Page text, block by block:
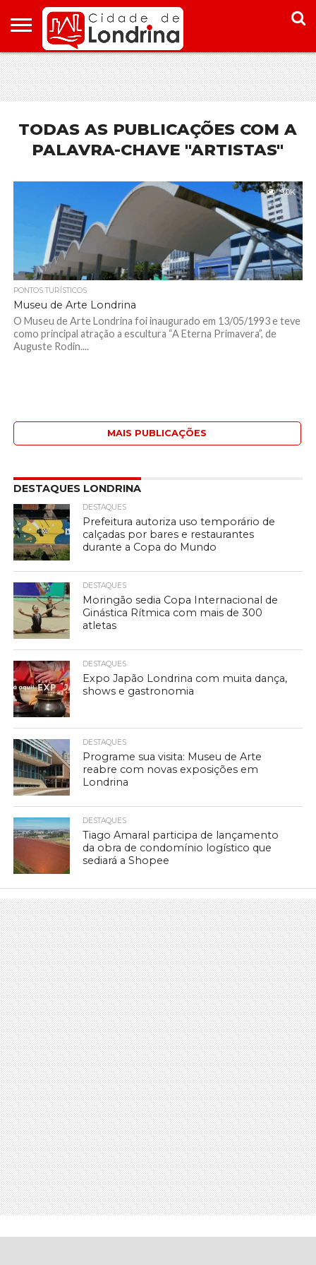
HOME
CONHEÇA
LONDRINA
PONTOS
TURÍSTICOS
ONDE
FICAR EM
LONDRINA
ONDE
COMER
EM
LONDRINA
TODAS AS PUBLICAÇÕES COM A
PALAVRA-CHAVE "ARTISTAS"
9.0K
PONTOS TURÍSTICOS
Museu de Arte Londrina
O Museu de Arte Londrina foi inaugurado em 13/05/1993 e teve
como principal atração a escultura “A Eterna Primavera”, de
Auguste Rodin....
MAIS PUBLICAÇÕES
DESTAQUES LONDRINA
DESTAQUES
Prefeitura autoriza uso temporário de
calçadas por bares e restaurantes
durante a Copa do Mundo
DESTAQUES
Moringão sedia Copa Internacional de
Ginástica Rítmica com mais de 300
atletas
DESTAQUES
Expo Japão Londrina com muita dança,
shows e gastronomia
DESTAQUES
Programe sua visita: Museu de Arte
reabre com novas exposições em
Londrina
DESTAQUES
Tiago Amaral participa de lançamento
da obra de condomínio logístico que
sediará a Shopee